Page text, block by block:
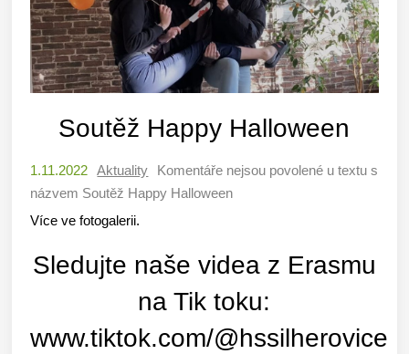
Soutěž Happy Halloween
1.11.2022 Aktuality Komentáře nejsou povolené u textu s
názvem Soutěž Happy Halloween
Více ve fotogalerii.
Sledujte naše videa z Erasmu
na Tik toku:
www.tiktok.com/@hssilherovice